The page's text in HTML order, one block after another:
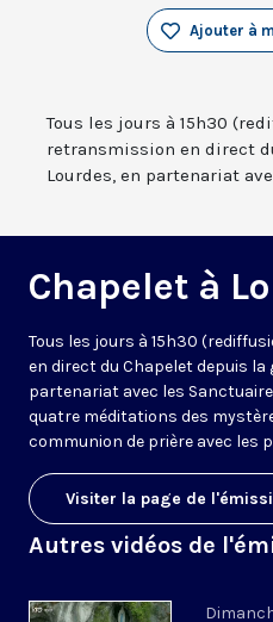
Ajouter à
Tous les jours à 15h30
retransmission en direct
Lourdes, en partenariat
Chapelet à
Tous les jours à 15h30
en direct du Chapelet depuis la
partenariat avec les
quatre méditations des
communion de prière avec les
Visiter la page de
Autres vidéos de